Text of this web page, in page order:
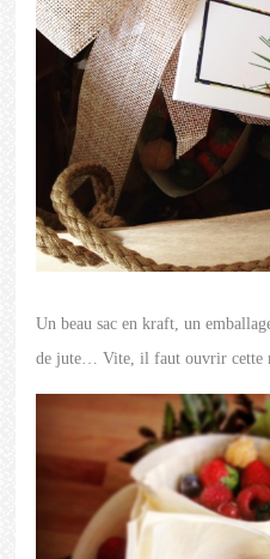
Un beau sac en kraft, un
de jute… Vite, il faut ouvrir cette